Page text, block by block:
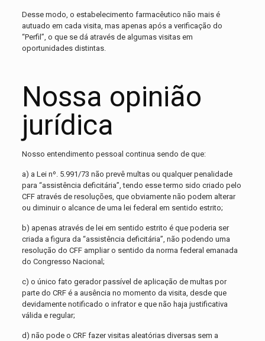
Desse modo, o estabelecimento farmacêutico não mais é
autuado em cada visita, mas apenas após a verificação do
“Perfil”, o que se dá através de algumas visitas em
oportunidades distintas.
Nossa opinião
jurídica
Nosso entendimento pessoal continua sendo de que:
a) a Lei nº. 5.991/73 não prevê multas ou qualquer penalidade
para “assistência deficitária”, tendo esse termo sido criado pelo
CFF através de resoluções, que obviamente não podem alterar
ou diminuir o alcance de uma lei federal em sentido estrito;
b) apenas através de lei em sentido estrito é que poderia ser
criada a figura da “assistência deficitária”, não podendo uma
resolução do CFF ampliar o sentido da norma federal emanada
do Congresso Nacional;
c) o único fato gerador passível de aplicação de multas por
parte do CRF é a ausência no momento da visita, desde que
devidamente notificado o infrator e que não haja justificativa
válida e regular;
d) não pode o CRF fazer visitas aleatórias diversas sem a